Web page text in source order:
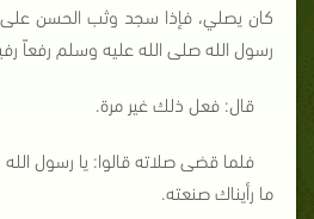
كان يصلي، فإذا سجد وثب الحسن
رسول الله صلى الله عليه وسلم رفعاً
قال: فعل ذلك غير مرة.
فلما قضى صلاته قالوا: يا رسول
ما رأيناك صنعته.